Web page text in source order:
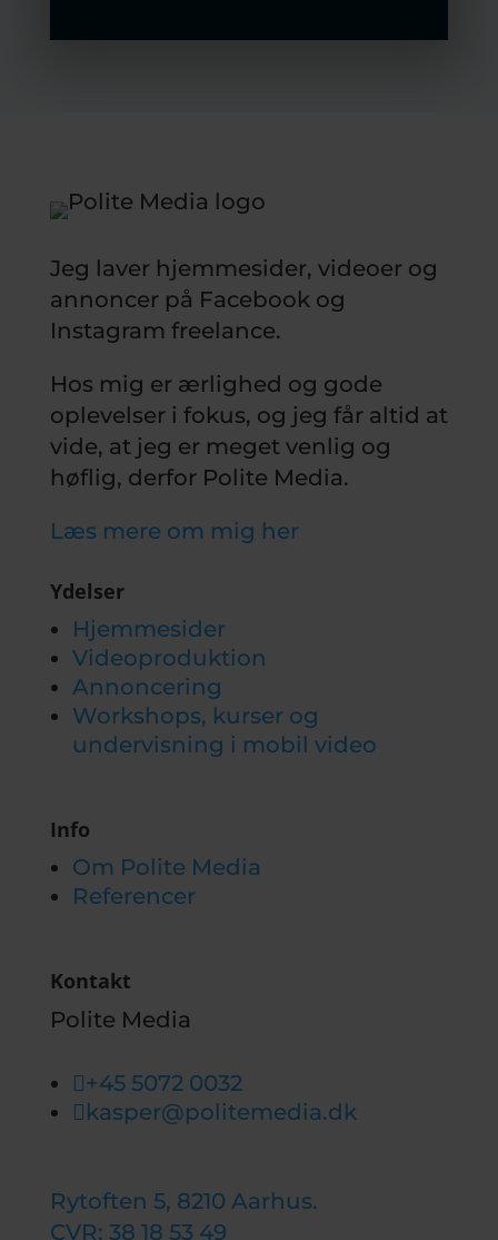
Jeg laver hjemmesider, videoer og
annoncer på Facebook og
Instagram freelance.
Hos mig er ærlighed og gode
oplevelser i fokus, og jeg får altid at
vide, at jeg er meget venlig og
høflig, derfor Polite Media.
Læs mere om mig her
Ydelser
Hjemmesider
Videoproduktion
Annoncering
Workshops, kurser og
undervisning i mobil video
Info
Om Polite Media
Referencer
Kontakt
Polite Media
+45 5072 0032
kasper@politemedia.dk
Rytoften 5, 8210 Aarhus.
CVR: 38 18 53 49